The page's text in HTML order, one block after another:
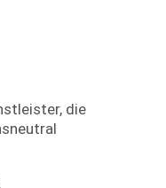
die